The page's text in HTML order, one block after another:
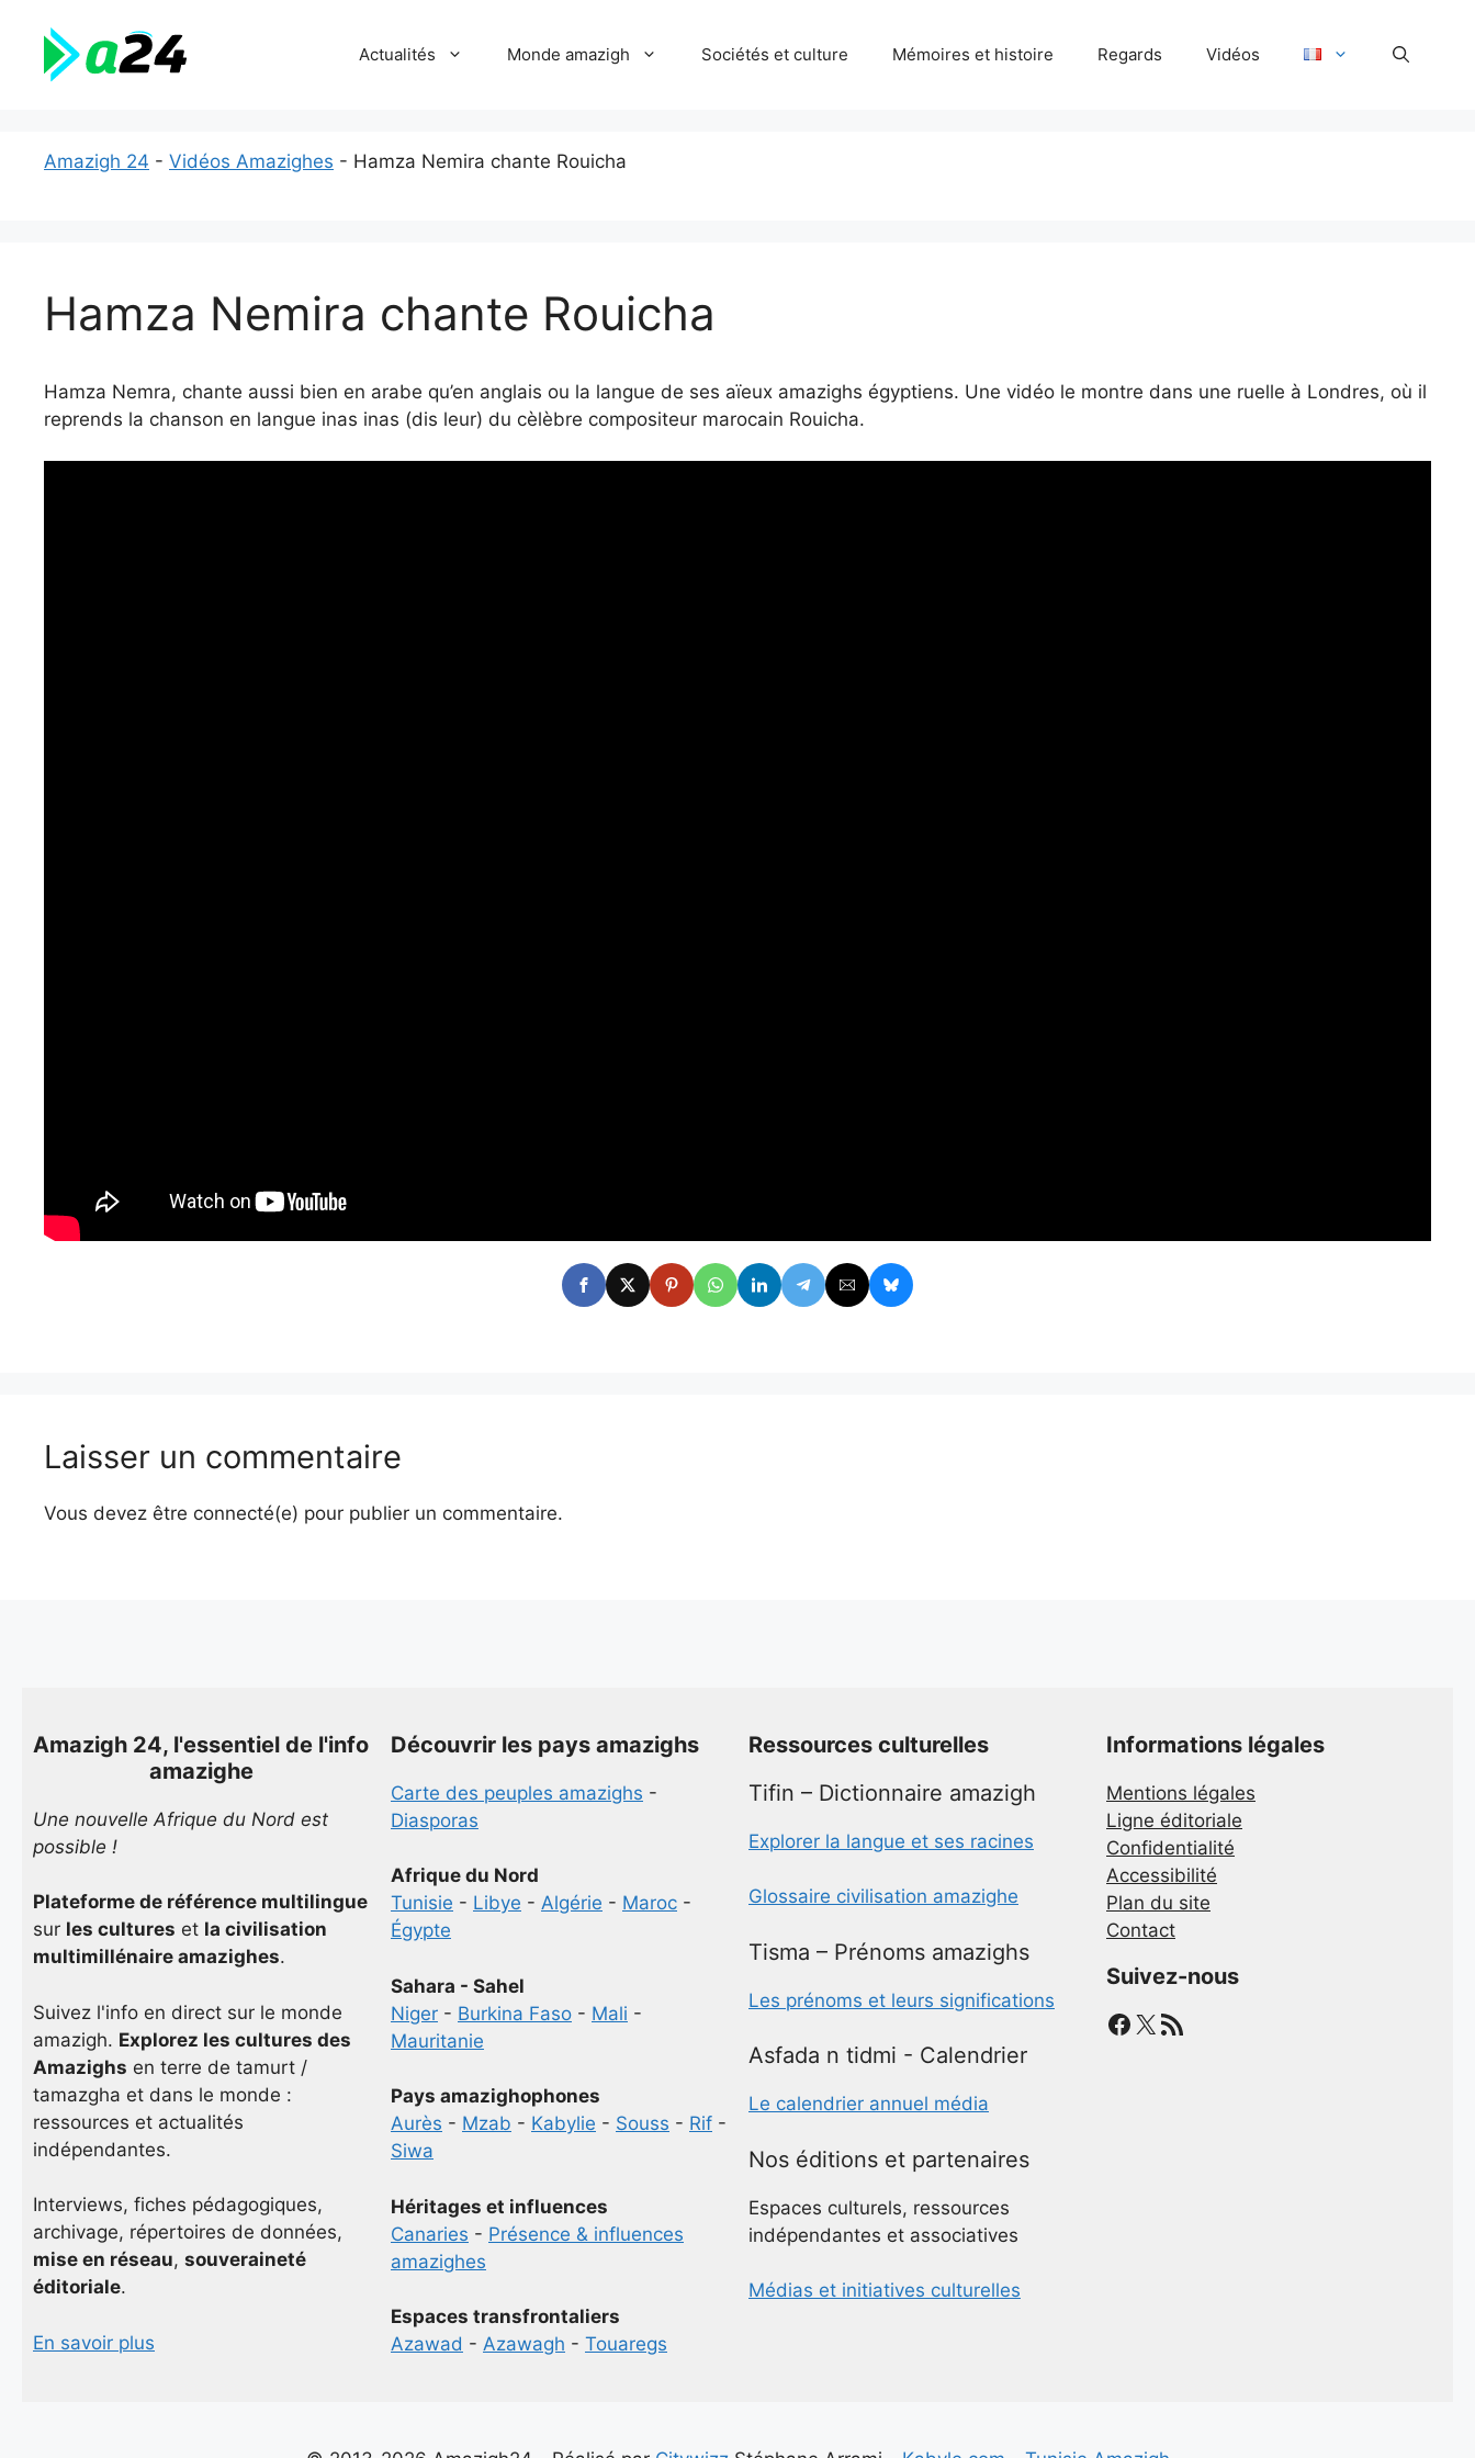
contenu
Actualités Monde amazigh Sociétés et culture Mémoires et histoire Regards Vidéos
Amazigh 24 - Vidéos Amazighes - Hamza Nemira chante Rouicha
Hamza Nemira chante Rouicha
Hamza Nemra, chante aussi bien en arabe qu’en anglais ou la langue de ses aïeux amazighs égyptiens. Une vidéo le montre dans une ruelle à Londres, où il
reprends la chanson en langue inas inas (dis leur) du cèlèbre compositeur marocain Rouicha.
Laisser un commentaire
Vous devez être connecté(e) pour publier un commentaire.
Amazigh 24, l'essentiel de l'info
amazighe
Une nouvelle Afrique du Nord est
possible !
Plateforme de référence multilingue
sur les cultures et la civilisation
multimillénaire amazighes.
Suivez l'info en direct sur le monde
amazigh. Explorez les cultures des
Amazighs en terre de tamurt /
tamazgha et dans le monde :
ressources et actualités
indépendantes.
Interviews, fiches pédagogiques,
archivage, répertoires de données,
mise en réseau, souveraineté
éditoriale.
En savoir plus
Découvrir les pays amazighs
Carte des peuples amazighs -
Diasporas
Afrique du Nord
Tunisie - Libye - Algérie - Maroc -
Égypte
Sahara - Sahel
Niger - Burkina Faso - Mali -
Mauritanie
Pays amazighophones
Aurès - Mzab - Kabylie - Souss - Rif -
Siwa
Héritages et influences
Canaries - Présence & influences
amazighes
Espaces transfrontaliers
Azawad - Azawagh - Touaregs
Ressources culturelles
Tifin – Dictionnaire amazigh
Explorer la langue et ses racines
Glossaire civilisation amazighe
Tisma – Prénoms amazighs
Les prénoms et leurs significations
Asfada n tidmi - Calendrier
Le calendrier annuel média
Nos éditions et partenaires
Espaces culturels, ressources
indépendantes et associatives
Médias et initiatives culturelles
Informations légales
Mentions légales
Ligne éditoriale
Confidentialité
Accessibilité
Plan du site
Contact
Suivez-nous
Facebook
X Flux RSS